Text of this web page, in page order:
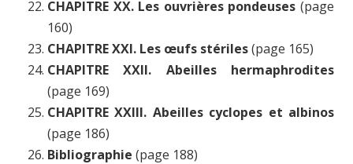
CHAPITRE XX. Les ouvrières pondeuses (page
160)
CHAPITRE XXI. Les œufs stériles(page 165)
CHAPITRE XXII. Abeilles hermaphrodites
(page 169)
CHAPITRE XXIII. Abeilles cyclopes et albinos
(page 186)
Bibliographie (page 188)